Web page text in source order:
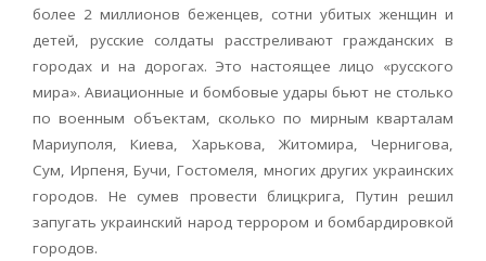
более 2 миллионов беженцев, сотни убитых женщин и
детей, русские солдаты расстреливают гражданских в
городах и на дорогах. Это настоящее лицо «русского
мира». Авиационные и бомбовые удары бьют не столько
по военным объектам, сколько по мирным кварталам
Мариуполя, Киева, Харькова, Житомира, Чернигова,
Сум, Ирпеня, Бучи, Гостомеля, многих других украинских
городов. Не сумев провести блицкрига, Путин решил
запугать украинский народ террором и бомбардировкой
городов.